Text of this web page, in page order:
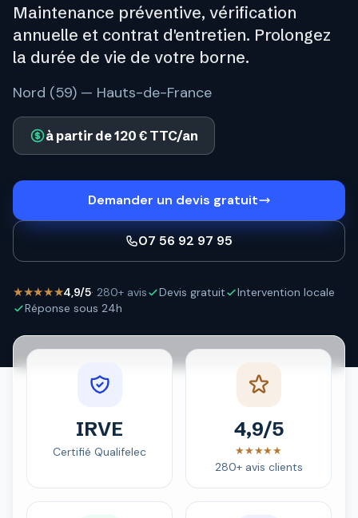
Maintenance préventive, vérification
annuelle et contrat d'entretien. Prolongez
la durée de vie de votre borne.
Nord (59) — Hauts-de-France
à partir de 120 € TTC/an
Demander un devis gratuit
07 56 92 97 95
★★★★★4,9/5· 280+ avis Devis gratuit
Intervention locale
Réponse sous 24h
IRVE
Certifié Qualifelec
4,9/5
★★★★★
280+ avis clients